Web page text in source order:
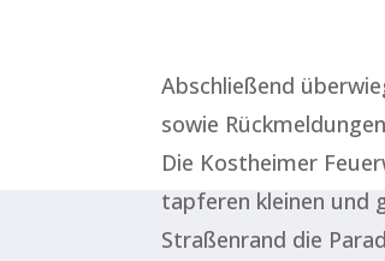
Abschließend
sowie
Die Kostheimer
tapferen kleinen und
Straßenrand die